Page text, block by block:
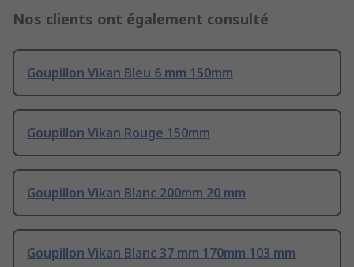
Nos clients ont également consulté
Goupillon Vikan Bleu 6 mm 150mm
Goupillon Vikan Rouge 150mm
Goupillon Vikan Blanc 200mm 20 mm
Goupillon Vikan Blanc 37 mm 170mm 103 mm